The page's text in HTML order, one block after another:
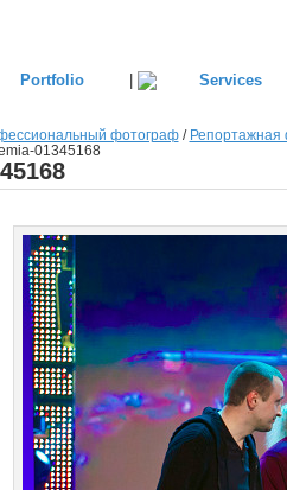
|
фотограф/ Репортажная
01345168